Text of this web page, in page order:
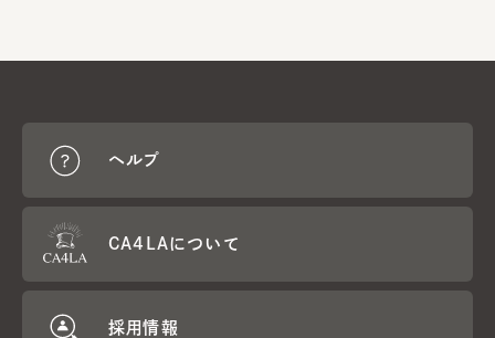
ヘルプ
CA4LAについて
採用情報